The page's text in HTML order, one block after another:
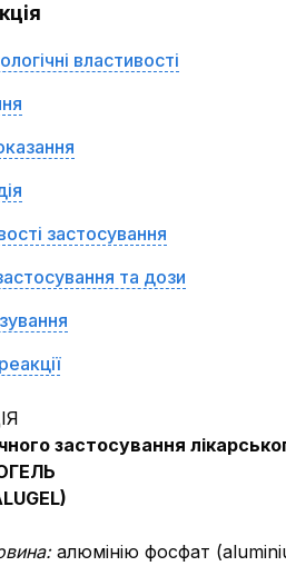
властивості
застосування
та дози
застосування
алюмінію фосфат